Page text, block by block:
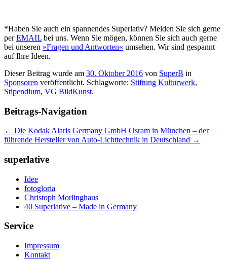
*Haben Sie auch ein spannendes Superlativ? Melden Sie sich gerne
perEMAIL bei uns. Wenn Sie mögen, können Sie sich auch gerne
bei unseren »Fragen und Antworten« umsehen. Wir sind gespannt
auf Ihre Ideen.
Dieser Beitrag wurde am 30. Oktober 2016 von SuperB in
Sponsoren veröffentlicht. Schlagworte: Stiftung Kulturwerk,
Stipendium, VG BildKunst.
Beitrags-Navigation
← Die Kodak Alaris Germany GmbH Osram in München – der
führende Hersteller von Auto-Lichttechnik in Deutschland →
superlative
Idee
fotogloria
Christoph Morlinghaus
40 Superlative – Made in Germany
Service
Impressum
Kontakt